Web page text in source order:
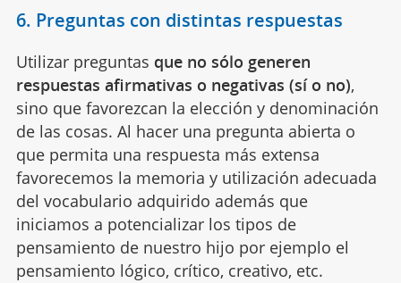
6. Preguntas con distintas respuestas
Utilizar preguntas que no sólo generen
respuestas afirmativas o negativas (sí o no),
sino que favorezcan la elección y denominación
de las cosas. Al hacer una pregunta abierta o
que permita una respuesta más extensa
favorecemos la memoria y utilización adecuada
del vocabulario adquirido además que
iniciamos a potencializar los tipos de
pensamiento de nuestro hijo por ejemplo el
pensamiento lógico, crítico, creativo, etc.